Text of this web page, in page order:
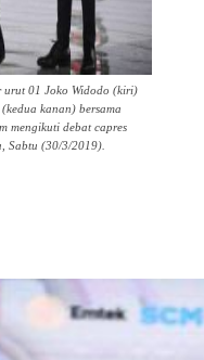
urut 01 Joko Widodo (kiri)
kanan) bersama
mengikuti debat capres
Sabtu (30/3/2019).